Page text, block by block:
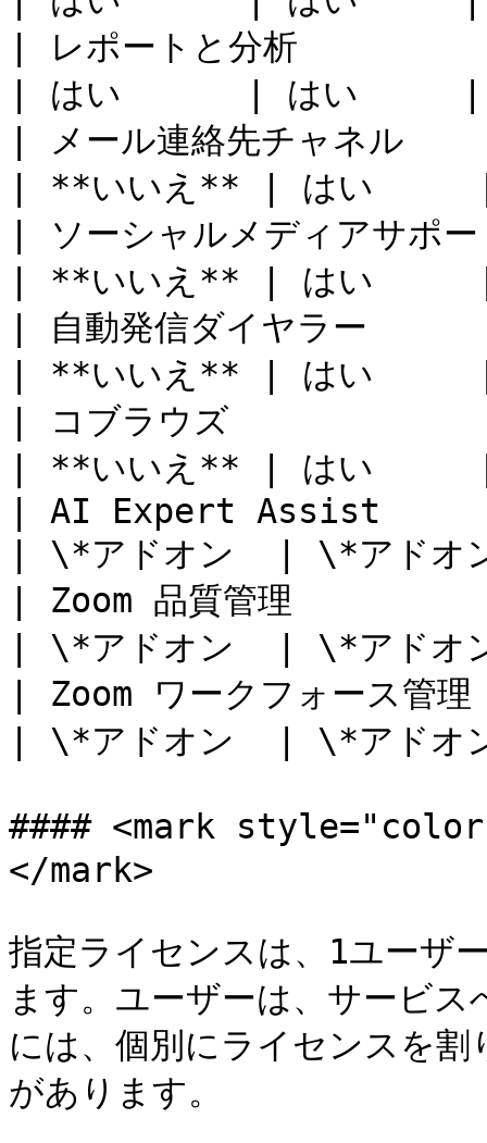
| レポートと分析
| はい      | はい
| メール連絡先チャネル
| **いいえ** | はい
| ソーシャルメディアサポ
| **いいえ** | はい
| 自動発信ダイヤラー
| **いいえ** | はい
| コブラウズ
| **いいえ** | はい
| AI Expert Assist
| \*アドオン  | \*アド
| Zoom 品質管理
| \*アドオン  | \*アド
| Zoom ワークフォース管理
| \*アドオン  | \*アド
#### <mark
</mark>
指定ライセンスは、1ユーザ
ます。ユーザーは、サービ
には、個別にライセンスを
があります。